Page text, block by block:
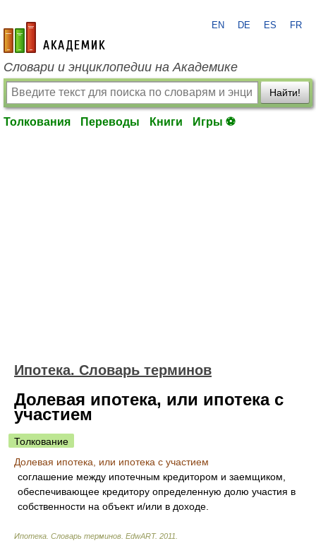
academic.ru
EN DE ES FR
Словари и энциклопедии на Академике
Найти!
Толкования Переводы Книги Игры ⚽
Ипотека. Словарь терминов
Долевая ипотека, или ипотека с
участием
Толкование
Долевая ипотека, или ипотека с участием
соглашение между ипотечным кредитором и заемщиком,
обеспечивающее кредитору определенную долю участия в
собственности на объект и/или в доходе.
Ипотека. Словарь терминов EdwART. 2011